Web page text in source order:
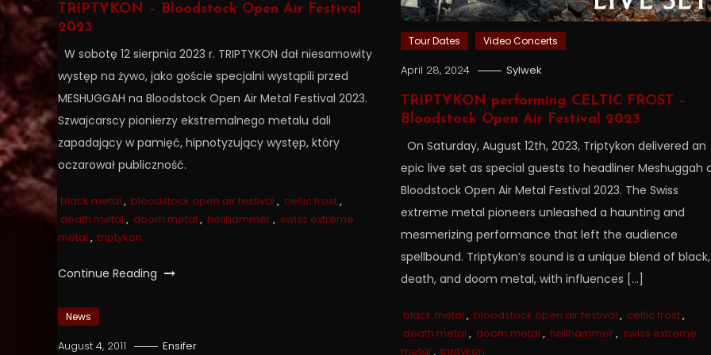
Tour Dates Video Concerts
April 28, 2024 Sylwek
TRIPTYKON performing CELTIC FROST –
Bloodstock Open Air Festival 2023
On Saturday, August 12th, 2023, Triptykon delivered an
epic live set as special guests to headliner Meshuggah
Bloodstock Open Air Metal Festival 2023. The Swiss
extreme metal pioneers unleashed a haunting and
mesmerizing performance that left the audience
spellbound. Triptykon’s sound is a unique blend of black,
death, and doom metal, with influences […]
black metal , bloodstock open air festival , celtic frost,
death metal , doom metal , hellhammer, swiss extreme
metal , triptykon
TRIPTYKON – Bloodstock Open Air Festival
2023
W sobotę 12 sierpnia 2023 r. TRIPTYKON dał niesamowity
występ na żywo, jako goście specjalni wystąpili przed
MESHUGGAH na Bloodstock Open Air Metal Festival 2023.
Szwajcarscy pionierzy ekstremalnego metalu dali
zapadający w pamięć, hipnotyzujący występ, który
oczarował publiczność.
black metal , bloodstock open air festival , celtic frost,
death metal , doom metal , hellhammer, swiss extreme
metal , triptykon
Continue Reading
News
August 4, 2011 Ensifer